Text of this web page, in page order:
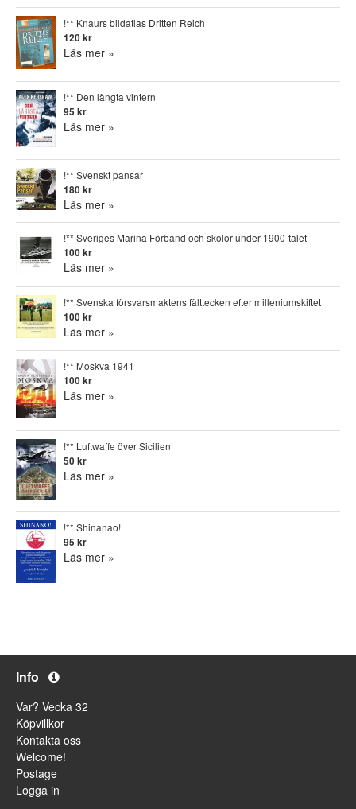
!** Knaurs bildatlas Dritten Reich
120 kr
Läs mer »
!** Den längta vintern
95 kr
Läs mer »
!** Svenskt pansar
180 kr
Läs mer »
!** Sveriges Marina Förband och skolor under 1900-talet
100 kr
Läs mer »
!** Svenska försvarsmaktens fälttecken efter milleniumskiftet
100 kr
Läs mer »
!** Moskva 1941
100 kr
Läs mer »
!** Luftwaffe över Sicilien
50 kr
Läs mer »
!** Shinanao!
95 kr
Läs mer »
Info
Var? Vecka 32
Köpvillkor
Kontakta oss
Welcome!
Postage
Logga in